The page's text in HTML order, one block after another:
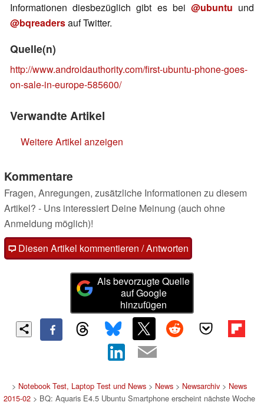
Informationen diesbezüglich gibt es bei @ubuntu und
@bqreadersauf Twitter.
Quelle(n)
http://www.androidauthority.com/first-ubuntu-phone-goes-
on-sale-in-europe-585600/
Verwandte Artikel
Weitere Artikel anzeigen
Kommentare
Fragen, Anregungen, zusätzliche Informationen zu diesem
Artikel? - Uns interessiert Deine Meinung (auch ohne
Anmeldung möglich)!
Diesen Artikel kommentieren / Antworten
Als bevorzugte Quelle
auf Google
hinzufügen
> Notebook Test, Laptop Test und News> News> Newsarchiv> News
2015-02> BQ: Aquaris E4.5 Ubuntu Smartphone erscheint nächste Woche